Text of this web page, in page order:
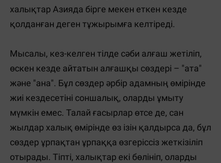
халықтар Азияда бірге мекен еткен кезде
қолданған деген тұжырымға келтіреді.
Мысалы, кез-келген тілде сәби алғаш жетіліп,
өскен кезде айтатын алғашқы сөздері – "ата"
және "ана". Бұл сөздер әрбір адамның өмірінде
жиі кездесетіні соншалық, оларды ұмыту
мүмкін емес. Талай ғасырлар өтсе де, сан
жылдар халық өмірінде өз ізін қалдырса да, бұл
сөздер ұрпақтан ұрпаққа өзгеріссіз жеткізіліп
отырады. Тіпті, халықтар екі бөлініп, оларды